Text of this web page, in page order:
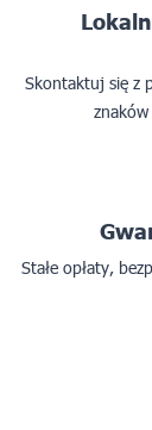
Skontaktuj się z
Stałe opłaty,